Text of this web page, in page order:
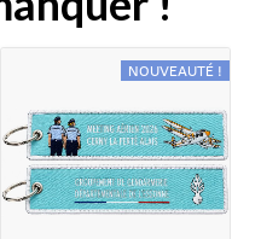
NOUVEAUTÉ !